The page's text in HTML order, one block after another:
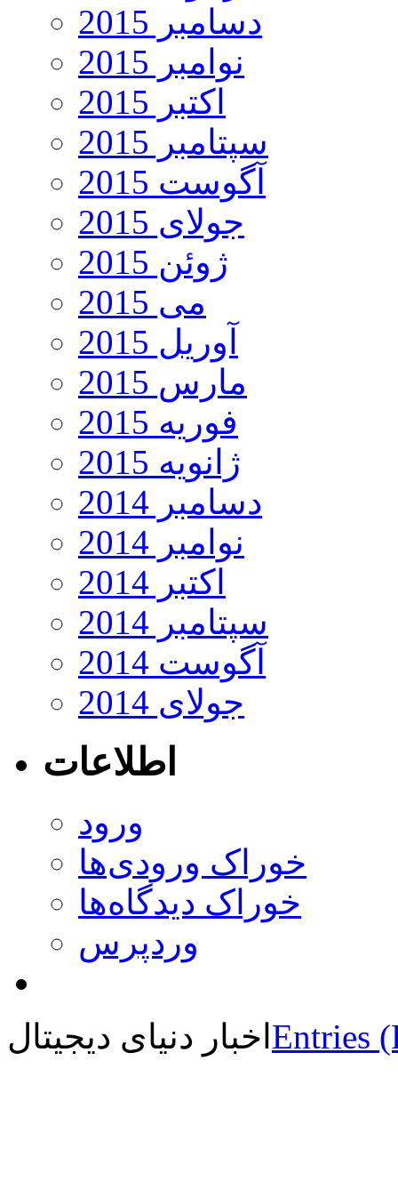
دسامبر 2015
نوامبر 2015
اکتبر 2015
سپتامبر 2015
آگوست 2015
جولای 2015
ژوئن 2015
می 2015
آوریل 2015
مارس 2015
فوریه 2015
ژانویه 2015
دسامبر 2014
نوامبر 2014
اکتبر 2014
سپتامبر 2014
آگوست 2014
جولای 2014
اطلاعات
ورود
خوراک ورودی‌ها
خوراک دیدگاه‌ها
وردپرس
اخبار دنیای دیجیتال Entries